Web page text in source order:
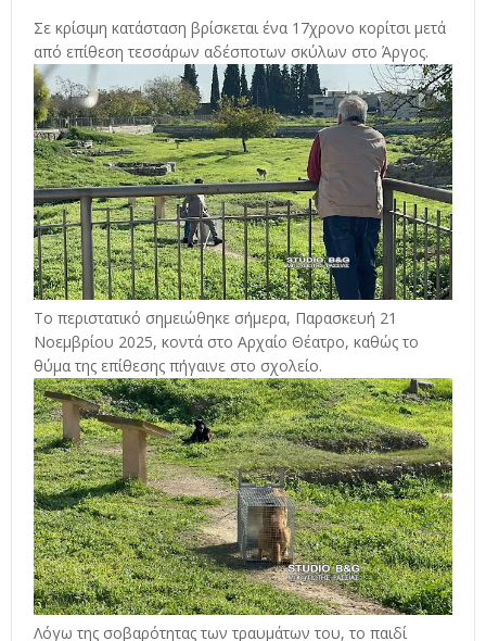
Σε κρίσιμη κατάσταση βρίσκεται ένα 17χρονο κορίτσι μετά
από επίθεση τεσσάρων αδέσποτων σκύλων στο Άργος.
Το περιστατικό σημειώθηκε σήμερα, Παρασκευή 21
Νοεμβρίου 2025, κοντά στο Αρχαίο Θέατρο, καθώς το
θύμα της επίθεσης πήγαινε στο σχολείο.
Λόγω της σοβαρότητας των τραυμάτων του, το παιδί